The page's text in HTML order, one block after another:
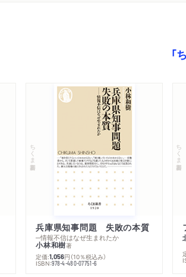
「
ちくま新書
兵庫県知事問題 失敗の本質
─情報不信はなぜ生まれたか
小林和樹著
定価:1,056円 （10％税込み）
ISBN:978-4-480-07751-6
ちくま新書